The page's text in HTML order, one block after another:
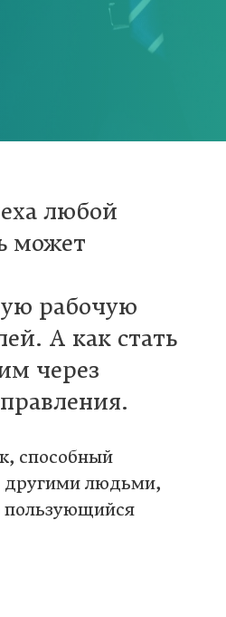
любой
может
рабочую
А как стать
через
способный
другими людьми,